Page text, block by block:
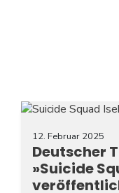
12. Februar 2025
Deutscher
»Suicide